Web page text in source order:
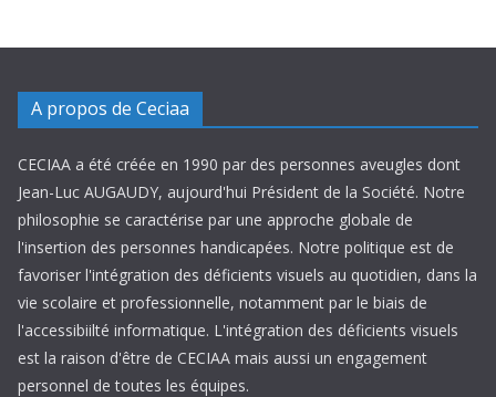
A propos de Ceciaa
CECIAA a été créée en 1990 par des personnes aveugles dont
Jean-Luc AUGAUDY, aujourd'hui Président de la Société. Notre
philosophie se caractérise par une approche globale de
l'insertion des personnes handicapées. Notre politique est de
favoriser l'intégration des déficients visuels au quotidien, dans la
vie scolaire et professionnelle, notamment par le biais de
l'accessibiilté informatique. L'intégration des déficients visuels
est la raison d'être de CECIAA mais aussi un engagement
personnel de toutes les équipes.